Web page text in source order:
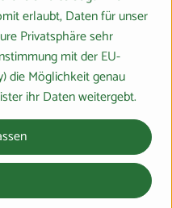
erlaubt, Daten für unser
Privatsphäre sehr
mit der EU-
die Möglichkeit genau
ihr Daten weitergebt.